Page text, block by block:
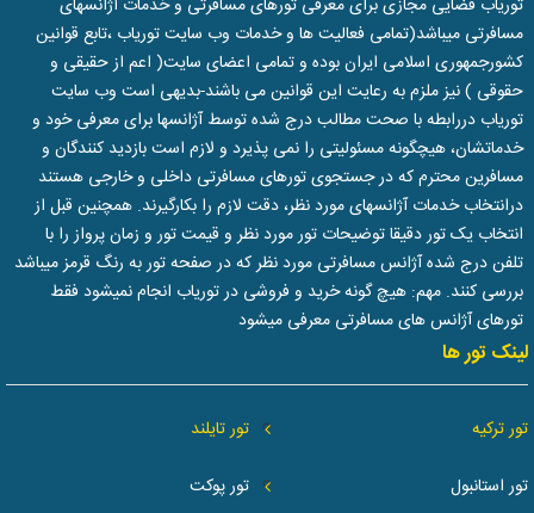
توریاب فضایی مجازی برای معرفی تورهای مسافرتی و خدمات آژانسهای
مسافرتی میباشد(تمامی فعالیت ها و خدمات وب سایت توریاب ،تابع قوانین
کشورجمهوری اسلامی ایران بوده و تمامی اعضای سایت( اعم از حقیقی و
حقوقی ) نیز ملزم به رعایت این قوانین می باشند-بدیهی است وب سایت
توریاب دررابطه با صحت مطالب درج شده توسط آژانسها برای معرفی خود و
خدماتشان، هیچگونه مسئولیتی را نمی پذیرد و لازم است بازدید کنندگان و
مسافرین محترم که در جستجوی تورهای مسافرتی داخلی و خارجی هستند
درانتخاب خدمات آژانسهای مورد نظر، دقت لازم را بکارگیرند. همچنین قبل از
انتخاب یک تور دقیقا توضیحات تور مورد نظر و قیمت تور و زمان پرواز را با
تلفن درج شده آژانس مسافرتی مورد نظر که در صفحه تور به رنگ قرمز میباشد
بررسی کنند. مهم: هیچ گونه خرید و فروشی در توریاب انجام نمیشود فقط
تورهای آژانس های مسافرتی معرفی میشود
لینک تور ها
تور ترکیه
تور استانبول
تور تایلند
تور پوکت